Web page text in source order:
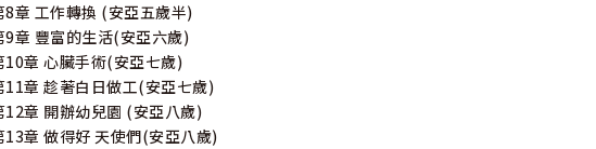
8章 工作轉換 (安亞五歲半)
9章 豐富的生活(安亞六歲)
10章 心臟手術(安亞七歲)
11章 趁著白日做工(安亞七歲)
12章 開辦幼兒園 (安亞八歲)
13章 做得好 天使們(安亞八歲)